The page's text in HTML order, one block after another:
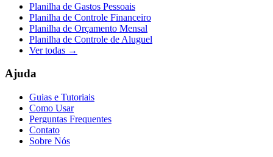
Planilha de Gastos Pessoais
Planilha de Controle Financeiro
Planilha de Orçamento Mensal
Planilha de Controle de Aluguel
Ver todas →
Ajuda
Guias e Tutoriais
Como Usar
Perguntas Frequentes
Contato
Sobre Nós